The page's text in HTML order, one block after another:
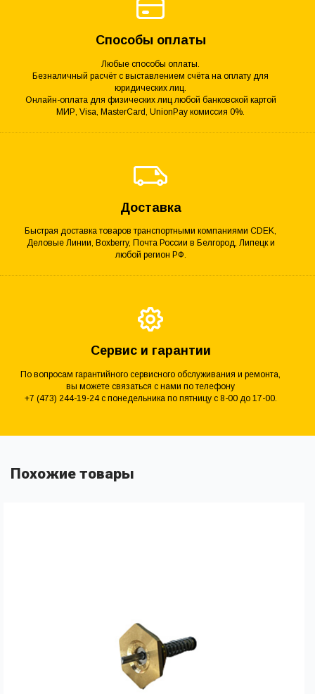
Способы оплаты
Любые способы оплаты.
Безналичный расчёт с выставлением счёта на оплату для
юридических лиц.
Онлайн-оплата для физических лиц любой банковской картой
МИР, Visa, MasterCard, UnionPay комиссия 0%.
Доставка
Быстрая доставка товаров транспортными компаниями CDEK,
Деловые Линии, Boxberry, Почта России в Белгород, Липецк и
любой регион РФ.
Сервис и гарантии
По вопросам гарантийного сервисного обслуживания и ремонта,
вы можете связаться с нами по телефону
+7 (473) 244-19-24 с понедельника по пятницу с 8-00 до 17-00.
Похожие товары